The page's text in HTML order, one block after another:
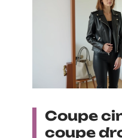
Coupe
coupe